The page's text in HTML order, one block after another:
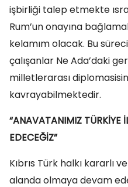
işbirliği talep etmekte
Rum’un onayına
kelamım olacak. Bu
çalışanlar Ne Ada’daki
milletlerarası
kavrayabilmektedir.
“ANAVATANIMIZ TÜRKİYE
EDECEĞİZ”
Kıbrıs Türk halkı kararlı
alanda olmaya devam